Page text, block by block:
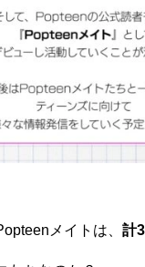
メイトは、 計